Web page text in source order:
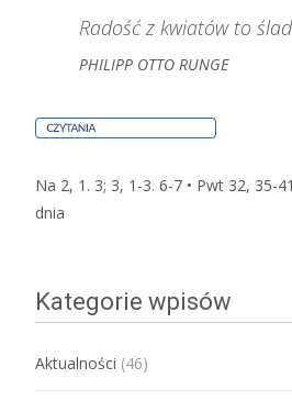
Radość z kwiatów to
PHILIPP OTTO RUNGE
Na 2, 1. 3; 3, 1-3. 6-7 • Pwt 32, 35-
dnia
Kategorie wpisów
Aktualności (46)